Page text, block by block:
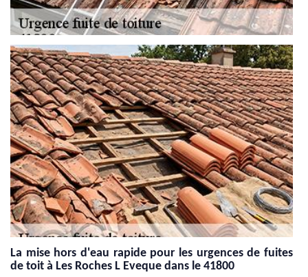
La mise hors d'eau rapide pour les urgences de fuites
de toit à Les Roches L Eveque dans le 41800